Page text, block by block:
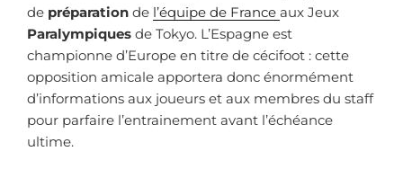
de préparation de l’équipe de France aux Jeux
Paralympiques de Tokyo. L’Espagne est
championne d’Europe en titre de cécifoot : cette
opposition amicale apportera donc énormément
d’informations aux joueurs et aux membres du staff
pour parfaire l’entrainement avant l’échéance
ultime.